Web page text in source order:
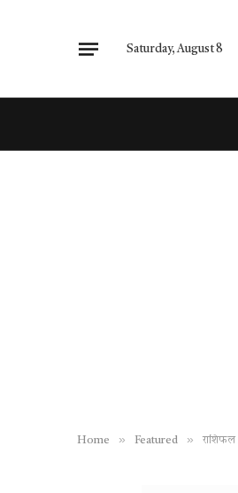
Saturday, August 8
Home » Featured »